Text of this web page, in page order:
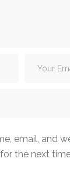
email, and
the next time